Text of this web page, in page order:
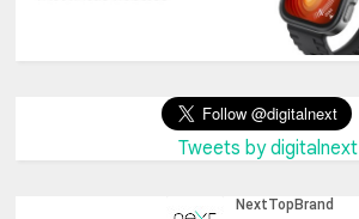
Tweets by digitalnext